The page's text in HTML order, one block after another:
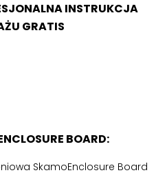
INSTRUKCJA
GRATIS
BOARD:
SkamoEnclosure Board